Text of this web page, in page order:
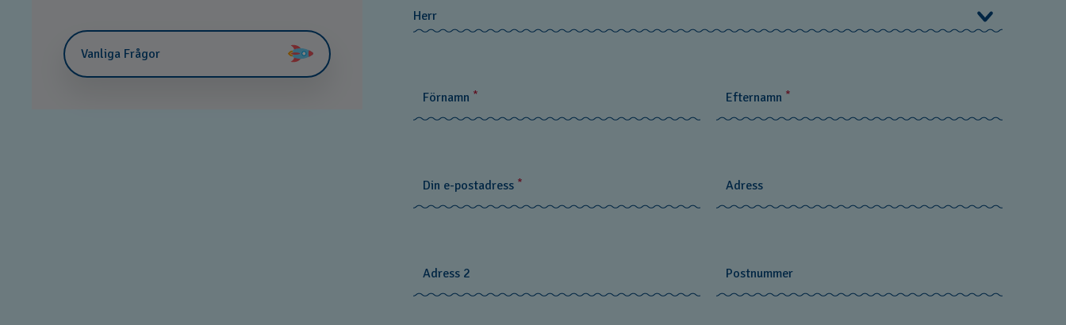
Vanliga Frågor
Herr
Fru
Fr.
Förnamn * Efternamn *
Din e-postadress * Adress
Adress 2 Postnummer